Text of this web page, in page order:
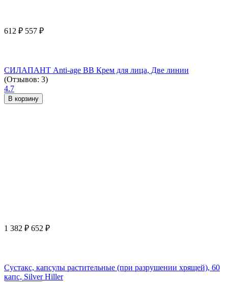
612 ₽ 557 ₽
СИЛАПАНТ Anti-age ВВ Крем для лица, Две линии
(Отзывов: 3)
4.7
В корзину
1 382 ₽ 652 ₽
Сустакс, капсулы растительные (при разрушении хрящей), 60
капс, Silver Hiller